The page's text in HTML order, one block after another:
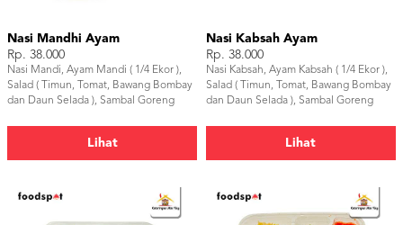
Nasi Mandhi Ayam
Rp. 38.000
Nasi Mandi, Ayam Mandi ( 1/4 Ekor ),
Salad ( Timun, Tomat, Bawang Bombay
dan Daun Selada ), Sambal Goreng
Lihat
Nasi Kabsah Ayam
Rp. 38.000
Nasi Kabsah, Ayam Kabsah ( 1/4 Ekor ),
Salad ( Timun, Tomat, Bawang Bombay
dan Daun Selada ), Sambal Goreng
Lihat